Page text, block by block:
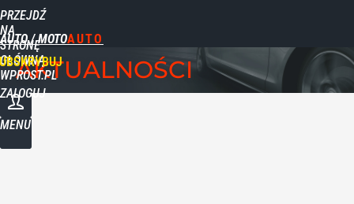
PRZEJDŹ
NA
STRONĘ
GŁÓWNĄ
WPROST.PL
AUTO / MOTO
ZALOGUJ
MENU
AKTUALNOŚCI